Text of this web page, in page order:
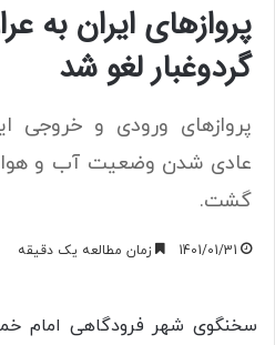
پرواز‌های ایران به
گردوغبار لغو شد
پروازهای ورودی و خروجی
عادی شدن وضعیت آب و هوا
گشت.
1401/01/31 زمان مطالعه یک دقیقه
سخنگوی شهر فرودگاهی امام